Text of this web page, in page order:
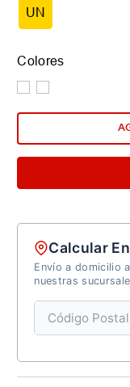
UN
Colores
Calcular
Envío a domicilio
nuestras